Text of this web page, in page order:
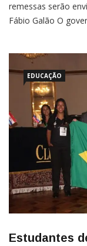
remessas serão
Fábio Galão O
completar cerca
a gestão […]
EDUCAÇÃO
Estudantes